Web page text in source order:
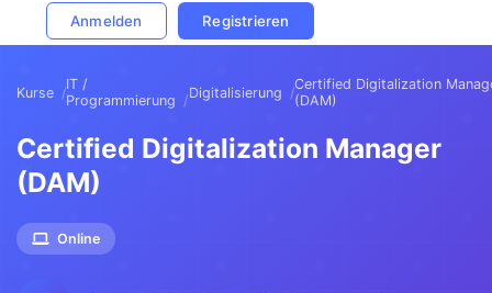
Anmelden Registrieren
Kurse
IT /
Programmierung
Digitalisierung
Certified Digitalization
(DAM)
Certified Digitalization Manager
(DAM)
Online